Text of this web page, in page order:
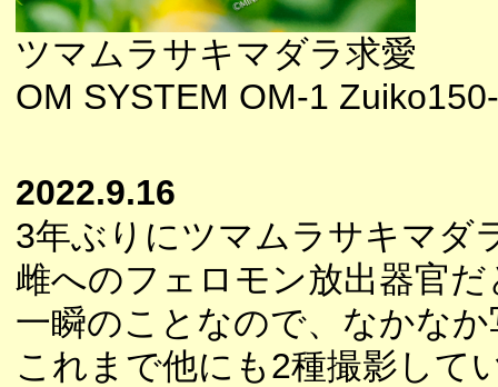
ツマムラサキマダラ求愛
OM SYSTEM OM-1
2022.9.16
3年ぶりにツマムラサキマダ
雌へのフェロモン放出器官
一瞬のことなので、なかな
これまで他にも2種撮影して